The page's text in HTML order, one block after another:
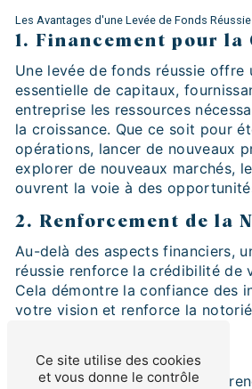
Les Avantages d'une Levée de Fonds Réussie
1. Financement pour la
Une levée de fonds réussie offre
essentielle de capitaux,
entreprise les ressources
la croissance. Que ce soit pour
opérations, lancer de nouveaux
explorer de nouveaux marchés,
ouvrent la voie à des
2. Renforcement de la
Au-delà des aspects financiers,
réussie renforce la crédibilité de
Cela démontre la confiance des
votre vision et renforce la
Processus Transparent et Efficace
Chez Ama Partners, la
Ce site utilise des cookies
et vous donne le contrôle